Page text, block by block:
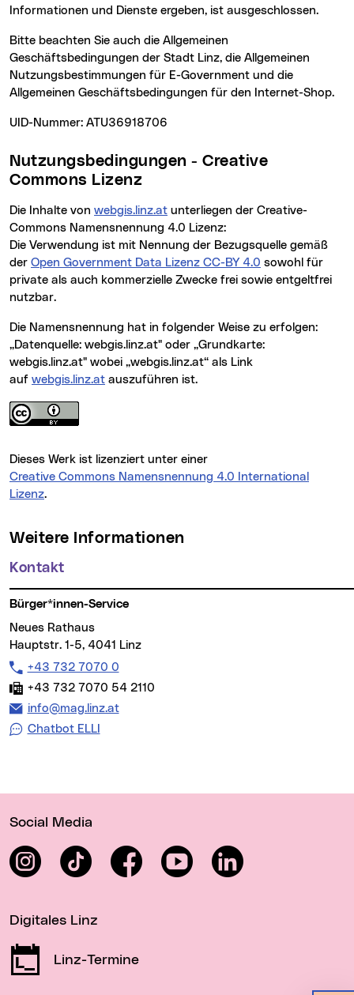
Informationen und Dienste ergeben, ist ausgeschlossen.
Bitte beachten Sie auch die Allgemeinen
Geschäftsbedingungen der Stadt Linz, die Allgemeinen
Nutzungsbestimmungen für E-Government und die
Allgemeinen Geschäftsbedingungen für den Internet-Shop.
UID-Nummer: ATU36918706
Nutzungsbedingungen - Creative
Commons Lizenz
Die Inhalte von webgis.linz.at unterliegen der Creative-
Commons Namensnennung 4.0 Lizenz:
Die Verwendung ist mit Nennung der Bezugsquelle gemäß
der Open Government Data Lizenz CC-BY 4.0 sowohl für
private als auch kommerzielle Zwecke frei sowie entgeltfrei
nutzbar.
Die Namensnennung hat in folgender Weise zu erfolgen:
„Datenquelle: webgis.linz.at" oder „Grundkarte:
webgis.linz.at" wobei „webgis.linz.at“ als Link
auf webgis.linz.at auszuführen ist.
Dieses Werk ist lizenziert unter einer
Creative Commons Namensnennung 4.0 International
Lizenz.
Weitere Informationen
Kontakt
Bürger*innen-Service
Neues Rathaus
Hauptstr. 1-5, 4041 Linz
Telefon:
+43 732 7070 0
Fax:
+43 732 7070 54 2110
E-Mail Adresse:
info@mag.linz.at
Chatbot ELLI
Social Media
InstagramTikTok FacebookYouTube LinkedIn
Digitales Linz
Linz-Termine